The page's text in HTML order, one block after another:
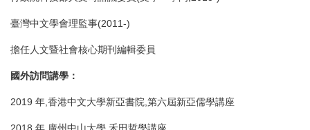
臺灣中文學會理監事(2011-)
擔任人文暨社會核心期刊編輯委員
國外訪問講學 ：
2019 年,香港中文大學新亞書院,第六屆新亞儒學講座